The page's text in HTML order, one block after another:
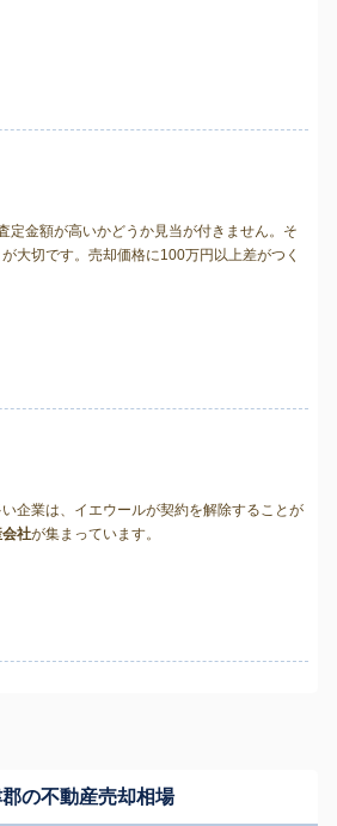
定金額が高いかどうか見当が付きません。そ
大切です。売却価格に100万円以上差がつく
企業は、イエウールが契約を解除することが
社が集まっています。
の不動産売却相場